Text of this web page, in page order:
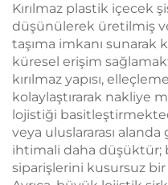
Kırılmaz plastik içecek
düşünülerek üretilmiş
taşıma imkanı
küresel erişim
kırılmaz yapısı,
kolaylaştırarak nakliye
lojistiği
veya uluslararası
ihtimali daha düşüktür;
siparişlerini kusursuz bir